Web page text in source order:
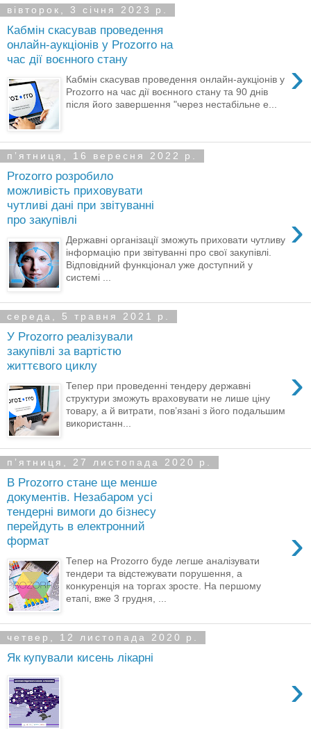
вівторок, 3 січня 2023 р.
Кабмін скасував проведення
онлайн-аукціонів у Prozorro на
час дії воєнного стану
›
Кабмін скасував проведення онлайн-аукціонів у
Prozorro на час дії воєнного стану та 90 днів
після його завершення "через нестабільне е...
пʼятниця, 16 вересня 2022 р.
Prozorro розробило
можливість приховувати
чутливі дані при звітуванні
про закупівлі
›
Державні організації зможуть приховати чутливу
інформацію при звітуванні про свої закупівлі.
Відповідний функціонал уже доступний у
системі ...
середа, 5 травня 2021 р.
У Prozorro реалізували
закупівлі за вартістю
життєвого циклу
›
Тепер при проведенні тендеру державні
структури зможуть враховувати не лише ціну
товару, а й витрати, пов’язані з його подальшим
використанн...
пʼятниця, 27 листопада 2020 р.
В Prozorro стане ще менше
документів. Незабаром усі
тендерні вимоги до бізнесу
перейдуть в електронний
формат
›
Тепер на Prozorro буде легше аналізувати
тендери та відстежувати порушення, а
конкуренція на торгах зросте. На першому
етапі, вже 3 грудня, ...
четвер, 12 листопада 2020 р.
Як купували кисень лікарні
›